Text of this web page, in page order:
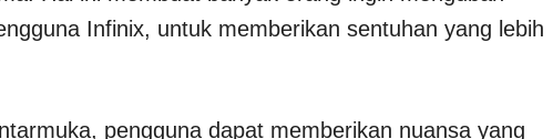
Infinix, untuk memberikan sentuhan yang lebih
pengguna dapat memberikan nuansa yang